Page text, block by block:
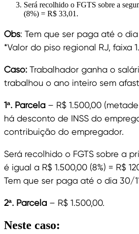
Será recolhido o FGTS sobre a
(8%) = R$ 33,01.
Obs: Tem que ser paga até o
*Valor do piso regional RJ, faixa 1.
Caso: Trabalhador ganha o
trabalhou o ano inteiro sem
1ª. Parcela – R$ 1.500,00
há desconto de INSS do
contribuição do empregador.
Será recolhido o FGTS sobre a
é igual a R$ 1.500,00 (8%) = R$
Tem que ser paga até o dia 30/
2ª. Parcela – R$ 1.500,00.
Neste caso: